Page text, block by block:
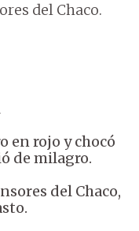
del Chaco.
en rojo y chocó
de milagro.
del Chaco,